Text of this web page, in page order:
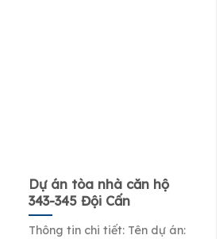
Dự án tòa nhà căn hộ
343-345 Đội Cấn
Thông tin chi tiết: Tên dự án: